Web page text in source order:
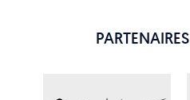
PARTENAIRES